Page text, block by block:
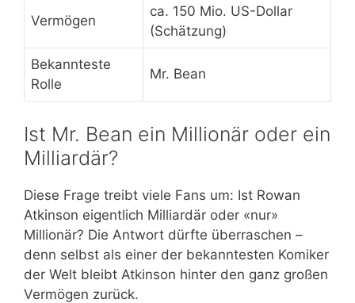
Vermögen
ca. 150 Mio. US-Dollar
(Schätzung)
Bekannteste
Rolle
Mr. Bean
Ist Mr. Bean ein Millionär oder ein
Milliardär?
Diese Frage treibt viele Fans um: Ist Rowan
Atkinson eigentlich Milliardär oder «nur»
Millionär? Die Antwort dürfte überraschen –
denn selbst als einer der bekanntesten Komiker
der Welt bleibt Atkinson hinter den ganz großen
Vermögen zurück.